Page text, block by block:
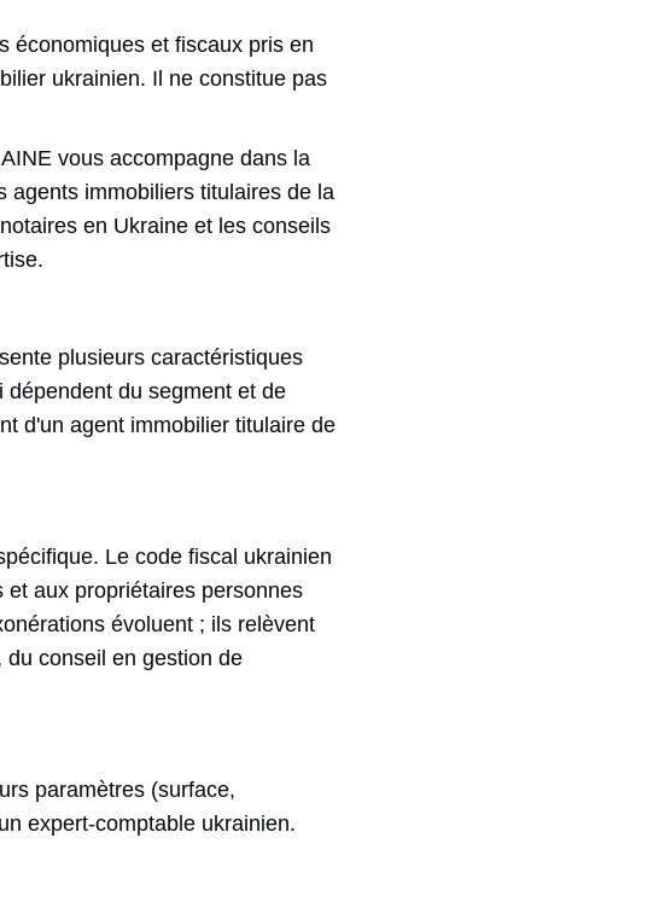
économiques et fiscaux pris en
ukrainien. Il ne constitue pas
vous accompagne dans la
agents immobiliers titulaires de la
en Ukraine et les conseils
plusieurs caractéristiques
du segment et de
d'un agent immobilier titulaire de
Le code fiscal ukrainien
aux propriétaires personnes
évoluent ; ils relèvent
conseil en gestion de
paramètres (surface,
expert-comptable ukrainien.